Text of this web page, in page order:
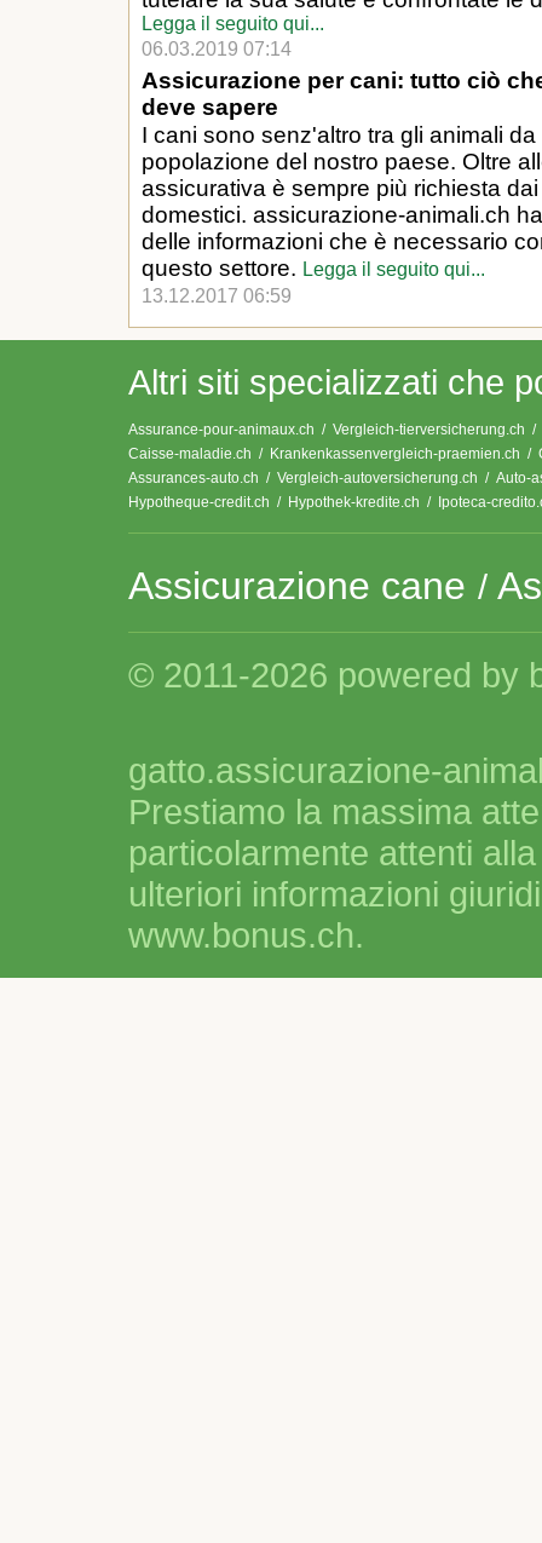
Legga il seguito qui...
06.03.2019 07:14
Assicurazione per cani: tutto ciò
deve sapere
I cani sono senz'altro tra gli animali
popolazione del nostro paese. Oltre
assicurativa è sempre più richiesta
domestici. assicurazione-animali.ch
delle informazioni che è necessario
questo settore. Legga il seguito qui...
13.12.2017 06:59
Altri siti specializzati che
Assurance-pour-animaux.ch / Vergleich-tierversicherung.ch /
Caisse-maladie.ch / Krankenkassenvergleich-praemien.ch /
Assurances-auto.ch / Vergleich-autoversicherung.ch / Auto-
Hypotheque-credit.ch / Hypothek-kredite.ch / Ipoteca-
Assicurazione cane /
© 2011-2026 powered by
gatto.assicurazione-
Prestiamo la massima
particolarmente attenti
ulteriori informazioni
www.bonus.ch.